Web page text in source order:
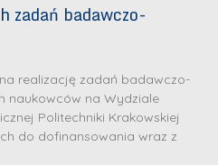
zadań badawczo-
realizację zadań badawczo-
naukowców na Wydziale
Politechniki Krakowskiej
do dofinansowania wraz z
D